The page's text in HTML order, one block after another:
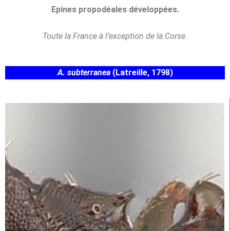
Epines propodéales développées.
Toute la France à l’exception de la Corse.
A. subterranea (Latreille, 1798)